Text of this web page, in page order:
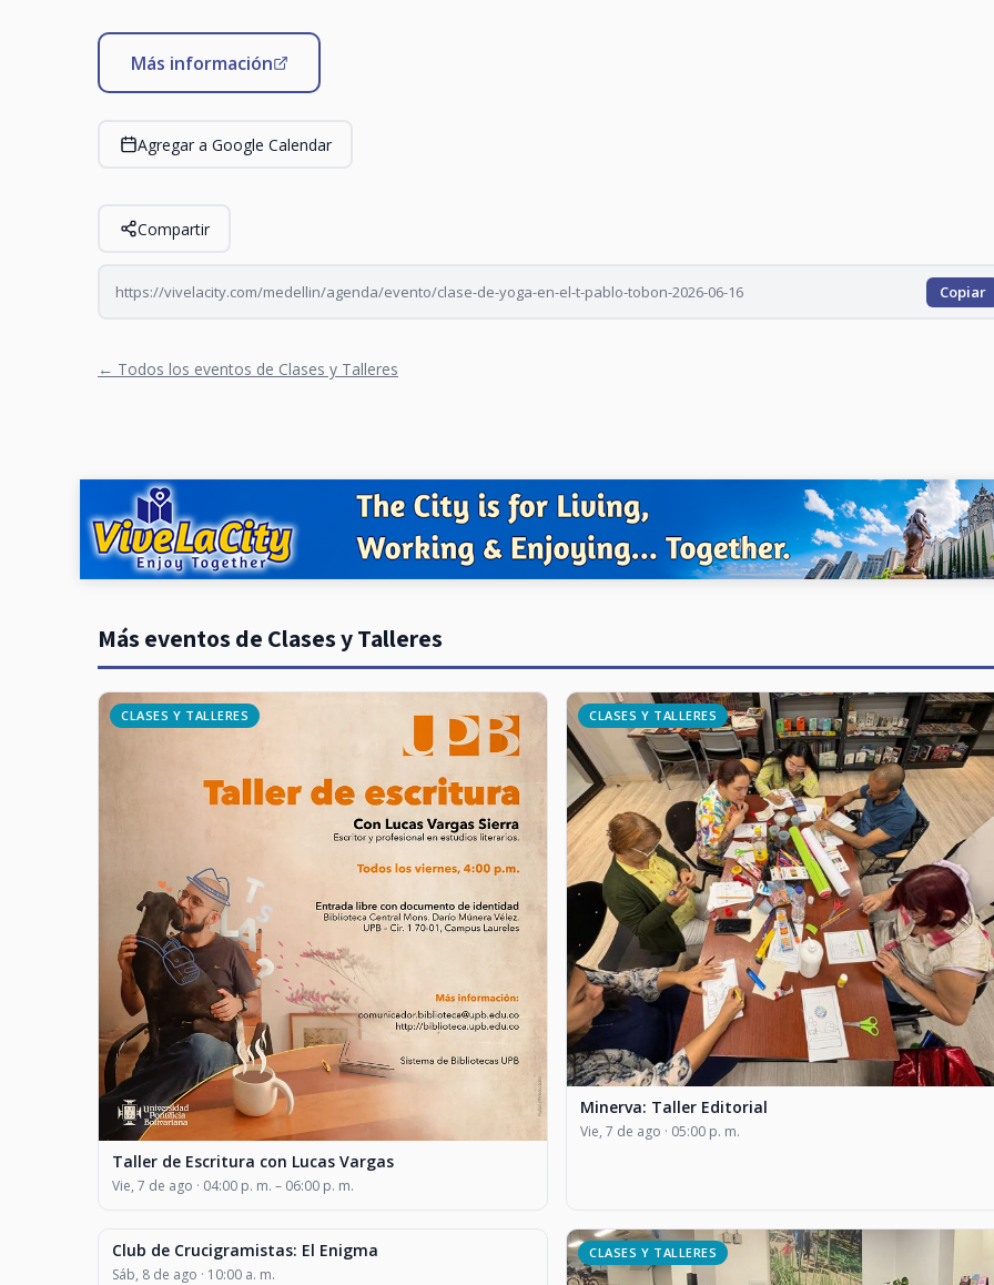
Más información
Agregar a Google Calendar
Compartir
https://vivelacity.com/medellin/agenda/evento/clase-de-yoga-en-el-t-pablo-tobon-2026-06-16 Copiar
← Todos los eventos de Clases y Talleres
Más eventos de Clases y Talleres
CLASES Y TALLERES
Taller de Escritura con Lucas Vargas
Vie, 7 de ago · 04:00 p. m. – 06:00 p. m.
CLASES Y TALLERES
Minerva: Taller Editorial
Vie, 7 de ago · 05:00 p. m.
CLASES Y TALLERES
Club de Crucigramistas: El Enigma
Sáb, 8 de ago · 10:00 a. m.
CLASES Y TALLERES